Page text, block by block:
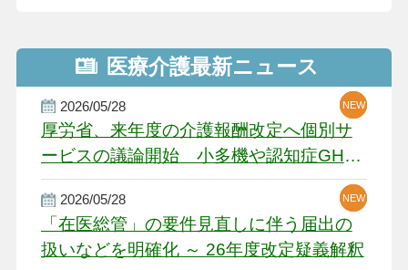
医療介護最新ニュース
2026/05/28
厚労省、来年度の介護報酬改定へ個別サ
ービスの議論開始 小多機や認知症GH、
厳しい経営環境に危機感
NEW
NEW
NEW
2026/05/28
「在医総管」の要件見直しに伴う届出の
扱いなどを明確化 ～ 26年度改定疑義解釈
NEW
NEW